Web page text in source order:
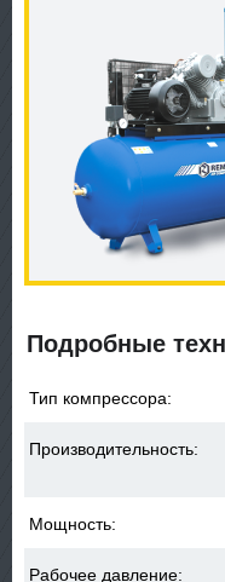
Подробные
Тип компрессора:
Производительность:
Мощность:
Рабочее давление: